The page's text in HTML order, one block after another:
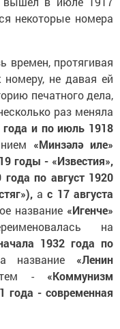
некоторые номера
протягивая
не давая ей
печатного дела,
раз меняла
года и по июль 1918
«Минзәлә иле»
годы - «Известия»,
по август 1920
ас 17 августа
название «Игенче»
на
1932 года по
название «Ленин
- «Коммунизм
года - современная